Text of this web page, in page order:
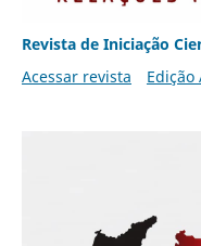
Revista de Iniciação
Acessar revista
Edição